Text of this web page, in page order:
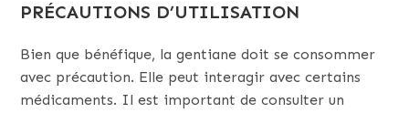
PRÉCAUTIONS D’UTILISATION
Bien que bénéfique, la gentiane doit se consommer
avec précaution. Elle peut interagir avec certains
médicaments. Il est important de consulter un